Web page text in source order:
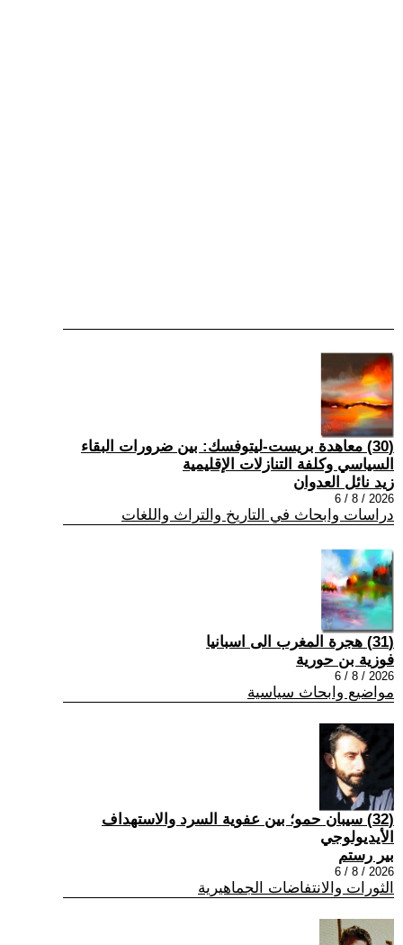
(30) معاهدة بريست-ليتوفسك: بين ضرورات البقاء
السياسي وكلفة التنازلات الإقليمية
زيد نائل العدوان
2026 / 8 / 6
دراسات وابحاث في التاريخ والتراث واللغات
(31) هجرة المغرب الى اسبانيا
فوزية بن حورية
2026 / 8 / 6
مواضيع وابحاث سياسية
(32) سيبان حمو؛ بين عفوية السرد والاستهداف
الأيديولوجي
بير رستم
2026 / 8 / 6
الثورات والانتفاضات الجماهيرية